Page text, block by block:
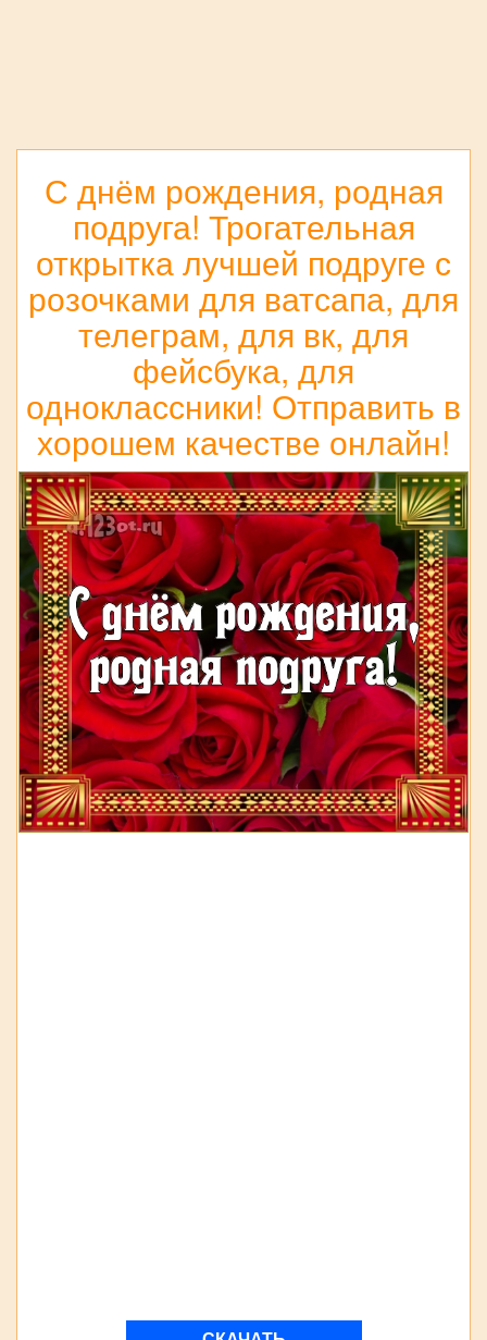
С днём рождения, родная
подруга! Трогательная
открытка лучшей подруге с
розочками для ватсапа, для
телеграм, для вк, для
фейсбука, для
одноклассники! Отправить в
хорошем качестве онлайн!